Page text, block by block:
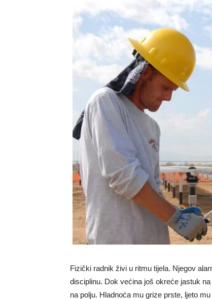
Fizički radnik živi u ritmu tijela. Njegov
disciplinu. Dok većina još okreće jastuk
na polju. Hladnoća mu grize prste, ljeto